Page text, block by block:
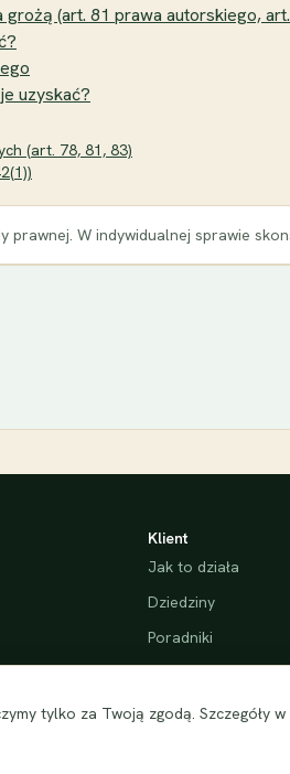
(art. 81 prawa autorskiego,
uzyskać?
(art. 78, 81, 83)
W indywidualnej sprawie
Klient
Jak to działa
Dziedziny
Poradniki
Bezpieczeństwo
tylko za Twoją zgodą. Szczegóły w